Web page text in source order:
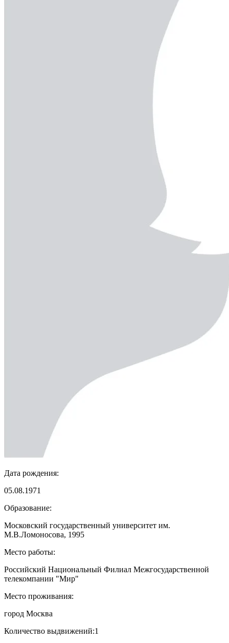
Дата рождения:
05.08.1971
Образование:
Московский государственный университет им.
М.В.Ломоносова, 1995
Место работы:
Российский Национальный Филиал Межгосударственной
телекомпании "Мир"
Место проживания:
город Москва
Количество выдвижений:1